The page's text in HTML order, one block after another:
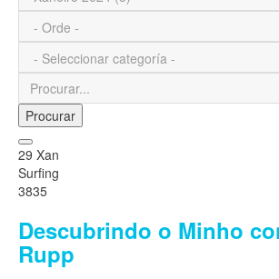
Procurar
29 Xan
Surfing
3835
Descubrindo o Minho
Rupp